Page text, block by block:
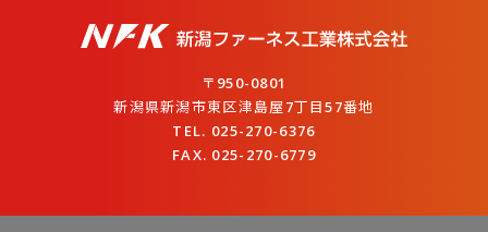
〒950-0801
新潟県新潟市東区津島屋7丁目57番地
TEL. 025-270-6376
FAX. 025-270-6779